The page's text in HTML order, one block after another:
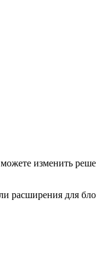
изменить
расширения для